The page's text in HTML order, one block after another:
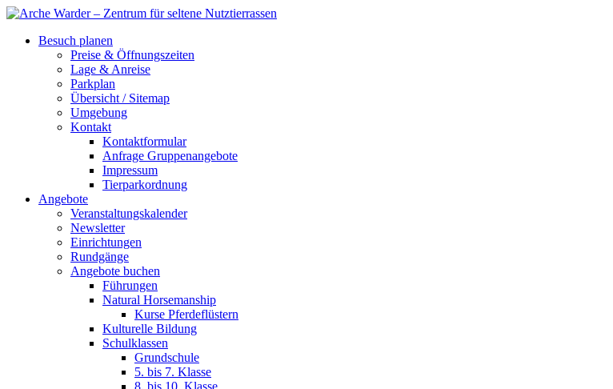
Besuch planen
Preise & Öffnungszeiten
Lage & Anreise
Parkplan
Übersicht / Sitemap
Umgebung
Kontakt
Kontaktformular
Anfrage Gruppenangebote
Impressum
Tierparkordnung
Angebote
Veranstaltungskalender
Newsletter
Einrichtungen
Rundgänge
Angebote buchen
Führungen
Natural Horsemanship
Kurse Pferdeflüstern
Kulturelle Bildung
Schulklassen
Grundschule
5. bis 7. Klasse
8. bis 10. Klasse